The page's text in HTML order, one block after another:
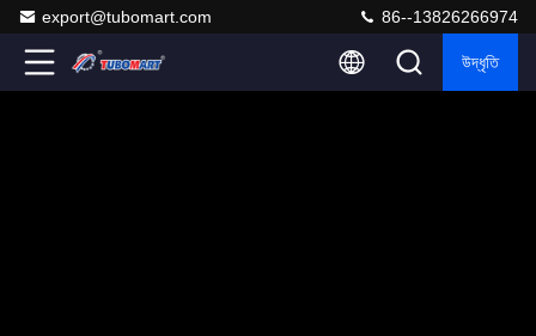
export@tubomart.com 86--13826266974
উদ্ধৃতি